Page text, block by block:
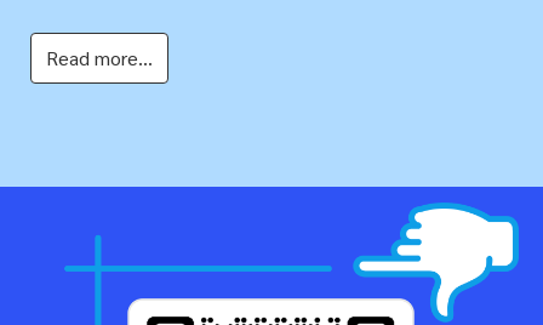
Read more...